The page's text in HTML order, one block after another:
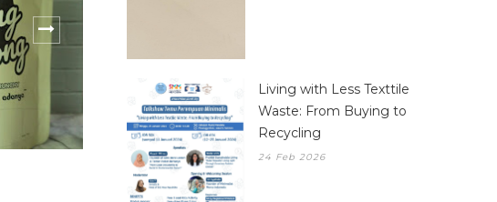
Living with Less Texttile
Waste: From Buying to
Recycling
24 Feb 2026